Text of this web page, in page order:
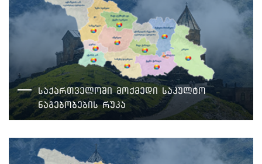
საქართველოში მოქმედი საკულტო
ნაგებობების რუკა